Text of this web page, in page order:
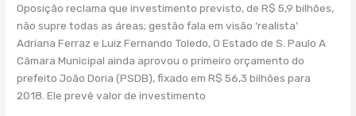
Oposição reclama que investimento previsto, de R$ 5,9 bilhões,
não supre todas as áreas; gestão fala em visão ‘realista’
Adriana Ferraz e Luiz Fernando Toledo, O Estado de S. Paulo A
Câmara Municipal ainda aprovou o primeiro orçamento do
prefeito João Doria (PSDB), fixado em R$ 56,3 bilhões para
2018. Ele prevê valor de investimento
R$
ônibus
terão